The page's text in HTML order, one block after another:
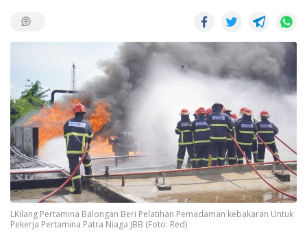
LKilang Pertamina Balongan Beri Pelatihan Pemadaman kebakaran Untuk
Pekerja Pertamina Patra Niaga JBB (Foto: Red)